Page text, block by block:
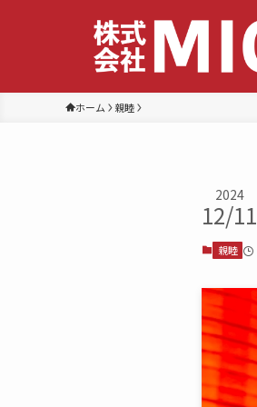
ホーム 親睦
2024
12/11
親睦